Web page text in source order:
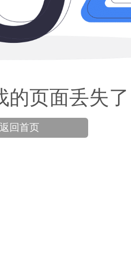
的页面丢失
返回首页